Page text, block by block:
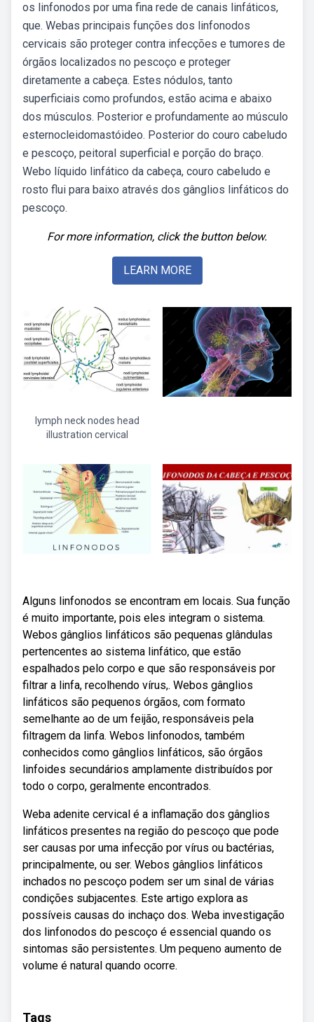
os linfonodos por uma fina rede de canais linfáticos,
que. Webas principais funções dos linfonodos
cervicais são proteger contra infecções e tumores de
órgãos localizados no pescoço e proteger
diretamente a cabeça. Estes nódulos, tanto
superficiais como profundos, estão acima e abaixo
dos músculos. Posterior e profundamente ao músculo
esternocleidomastóideo. Posterior do couro cabeludo
e pescoço, peitoral superficial e porção do braço.
Webo líquido linfático da cabeça, couro cabeludo e
rosto flui para baixo através dos gânglios linfáticos do
pescoço.
For more information, click the button below.
LEARN MORE
lymph neck nodes head
illustration cervical
Alguns linfonodos se encontram em locais. Sua função
é muito importante, pois eles integram o sistema.
Webos gânglios linfáticos são pequenas glândulas
pertencentes ao sistema linfático, que estão
espalhados pelo corpo e que são responsáveis por
filtrar a linfa, recolhendo vírus,. Webos gânglios
linfáticos são pequenos órgãos, com formato
semelhante ao de um feijão, responsáveis pela
filtragem da linfa. Webos linfonodos, também
conhecidos como gânglios linfáticos, são órgãos
linfoides secundários amplamente distribuídos por
todo o corpo, geralmente encontrados.
Weba adenite cervical é a inflamação dos gânglios
linfáticos presentes na região do pescoço que pode
ser causas por uma infecção por vírus ou bactérias,
principalmente, ou ser. Webos gânglios linfáticos
inchados no pescoço podem ser um sinal de várias
condições subjacentes. Este artigo explora as
possíveis causas do inchaço dos. Weba investigação
dos linfonodos do pescoço é essencial quando os
sintomas são persistentes. Um pequeno aumento de
volume é natural quando ocorre.
Tags